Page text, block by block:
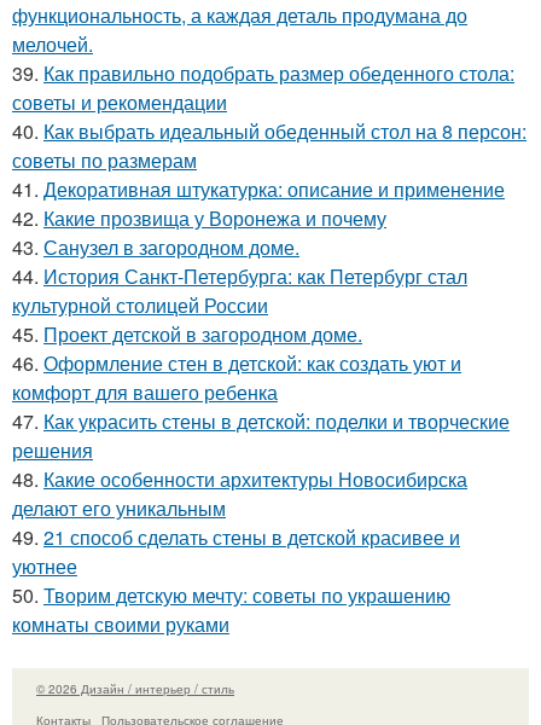
функциональность, а каждая деталь продумана до
мелочей.
39. Как правильно подобрать размер обеденного стола:
советы и рекомендации
40. Как выбрать идеальный обеденный стол на 8 персон:
советы по размерам
41. Декоративная штукатурка: описание и применение
42. Какие прозвища у Воронежа и почему
43. Санузел в загородном доме.
44. История Санкт-Петербурга: как Петербург стал
культурной столицей России
45. Проект детской в загородном доме.
46. Оформление стен в детской: как создать уют и
комфорт для вашего ребенка
47. Как украсить стены в детской: поделки и творческие
решения
48. Какие особенности архитектуры Новосибирска
делают его уникальным
49. 21 способ сделать стены в детской красивее и
уютнее
50. Творим детскую мечту: советы по украшению
комнаты своими руками
© 2026 Дизайн / интерьер / стиль
Контакты
Пользовательское соглашение